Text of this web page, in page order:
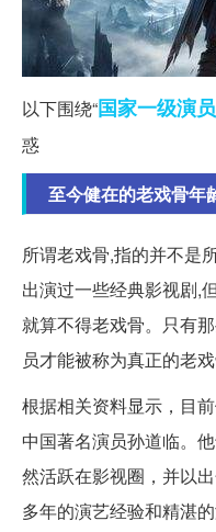
以下围绕“国家一级演员
惑
至今健在的老戏骨年
所谓老戏骨,指的并不是
出演过一些经典影视剧,
就算不得老戏骨。只有
员才能被称为真正的老戏
根据相关资料显示，目
中国著名演员孙道临。
然活跃在影视圈，并以
多年的演艺经验和精湛